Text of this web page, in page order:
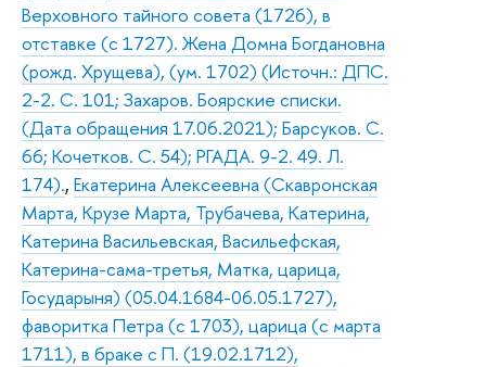
Верховного тайного совета (1726), в
отставке (с 1727). Жена Домна Богдановна
(рожд. Хрущева), (ум. 1702) (Источн.: ДПС.
2-2. С. 101; Захаров. Боярские списки.
(Дата обращения 17.06.2021); Барсуков. С.
66; Кочетков. С. 54); РГАДА. 9-2. 49. Л.
174)., Екатерина Алексеевна (Скавронская
Марта, Крузе Марта, Трубачева, Катерина,
Катерина Васильевская, Васильефская,
Катерина-сама-третья, Матка, царица,
Государыня) (05.04.1684-06.05.1727),
фаворитка Петра (с 1703), царица (с марта
1711), в браке с П. (19.02.1712),